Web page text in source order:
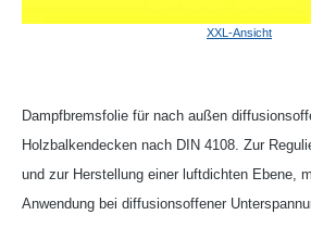
XXL-Ansicht
Dampfbremsfolie für nach außen
Holzbalkendecken nach DIN 4108. Zur
und zur Herstellung einer luftdichten Ebene,
Anwendung bei diffusionsoffener